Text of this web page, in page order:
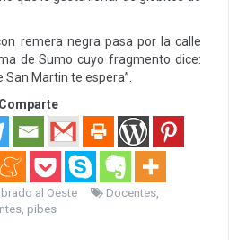
remera negra pasa por la calle
de Sumo cuyo fragmento dice:
San Martin te espera”.
Comparte
al Oeste Docentes
pibes